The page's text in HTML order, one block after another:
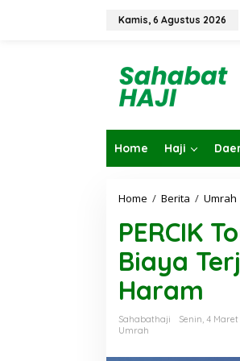
Kamis, 6 Agustus 2026
Home Haji
Home / Berita / Umrah
I
PERCIK
Biaya
Haram
Sahabathaji
Senin, 4 Maret
Umrah